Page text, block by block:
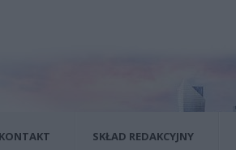
SKŁAD REDAKCYJNY